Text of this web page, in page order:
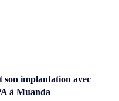
implantation avec
à Muanda